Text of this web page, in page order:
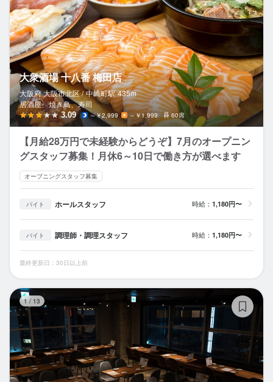
大衆酒場 十八番 梅田店
大阪府 大阪市北区 / 中崎町駅 435m
居酒屋、焼き鳥、寿司
3.09 ～￥2,999 ～￥1,999 60席
【月給28万円で未経験からどうぞ】7月のオープニン
グスタッフ募集！月休6～10日で働き方が選べます
オープニングスタッフ募集
バイト ホールスタッフ 時給： 1,180円〜
バイト 調理師・調理スタッフ 時給： 1,180円〜
最終更新日：30日以上前
1/ 13